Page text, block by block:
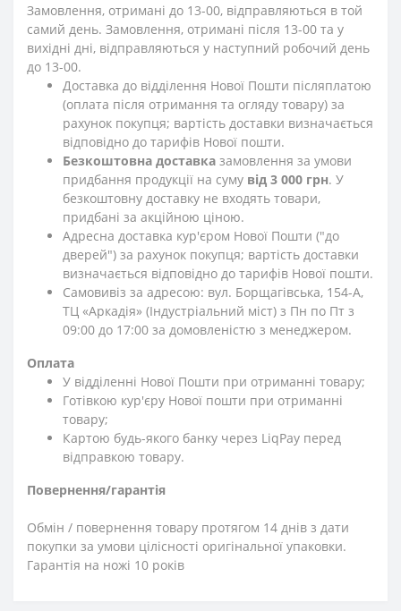
Замовлення, отримані до 13-00, відправляються в той
самий день. Замовлення, отримані після 13-00 та у
вихідні дні, відправляються у наступний робочий день
до 13-00.
Доставка до відділення Нової Пошти післяплатою
(оплата після отримання та огляду товару) за
рахунок покупця; вартість доставки визначається
відповідно до тарифів Нової пошти.
Безкоштовна доставка замовлення за умови
придбання продукції на суму від 3 000 грн. У
безкоштовну доставку не входять товари,
придбані за акційною ціною.
Адресна доставка кур'єром Нової Пошти ("до
дверей") за рахунок покупця; вартість доставки
визначається відповідно до тарифів Нової пошти.
Самовивіз за адресою: вул. Борщагівська, 154-А,
ТЦ «Аркадія» (Індустріальний міст) з Пн по Пт з
09:00 до 17:00 за домовленістю з менеджером.
Оплата
У відділенні Нової Пошти при отриманні товару;
Готівкою кур'єру Нової пошти при отриманні
товару;
Картою будь-якого банку через LiqPay перед
відправкою товару.
Повернення/гарантія
Обмін / повернення товару протягом 14 днів з дати
покупки за умови цілісності оригінальної упаковки.
Гарантія на ножі 10 років